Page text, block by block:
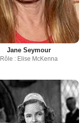
Jane Seymour
Rôle : Elise McKenna